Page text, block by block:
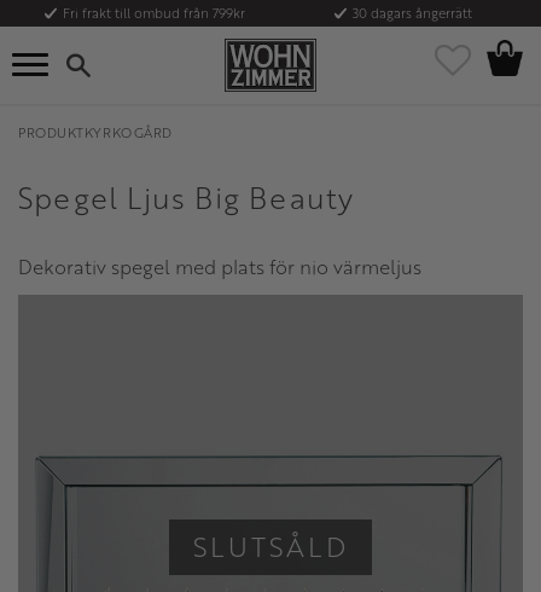
Meny
Fri frakt till ombud från 799kr 30 dagars ångerrätt
Favoriter
PRODUKTKYRKOGÅRD
Spegel Ljus Big Beauty
Dekorativ spegel med plats för nio värmeljus
SLUTSÅLD